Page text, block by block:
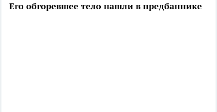
Его обгоревшее тело нашли в предбаннике